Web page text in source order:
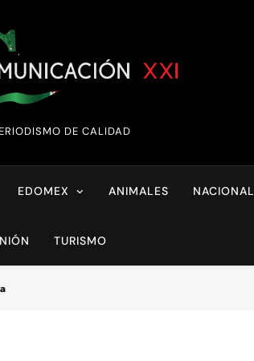
XXI
DE CALIDAD
EDOMEX ANIMALES NACIONAL
TURISMO